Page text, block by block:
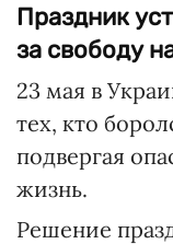
Праздник
за свободу
23 мая в
тех, кто
подвергая
жизнь.
Решение